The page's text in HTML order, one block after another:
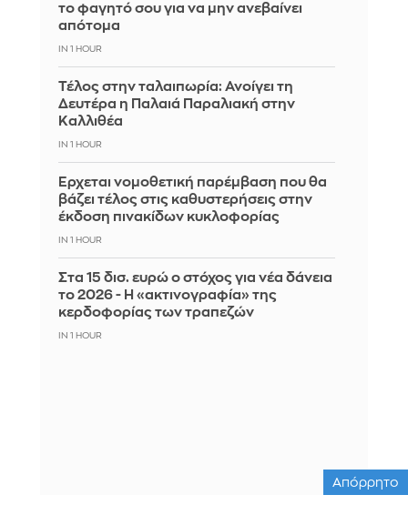
το φαγητό σου για να μην ανεβαίνει
απότομα
IN 1 HOUR
Τέλος στην ταλαιπωρία: Ανοίγει τη
Δευτέρα η Παλαιά Παραλιακή στην
Καλλιθέα
IN 1 HOUR
Έρχεται νομοθετική παρέμβαση που θα
βάζει τέλος στις καθυστερήσεις στην
έκδοση πινακίδων κυκλοφορίας
IN 1 HOUR
Στα 15 δισ. ευρώ ο στόχος για νέα δάνεια
το 2026 - Η «ακτινογραφία» της
κερδοφορίας των τραπεζών
IN 1 HOUR
Απόρρητο